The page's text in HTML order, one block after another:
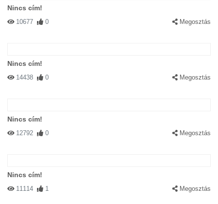
Nincs cím!
10677 0 Megosztás
Nincs cím!
14438 0 Megosztás
Nincs cím!
12792 0 Megosztás
Nincs cím!
11114 1 Megosztás